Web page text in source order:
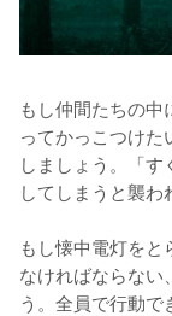
もし仲間たちの
ってかっこつけ
しましょう。「
してしまうと襲わ
もし懐中電灯を
なければならない
う。全員で行動で